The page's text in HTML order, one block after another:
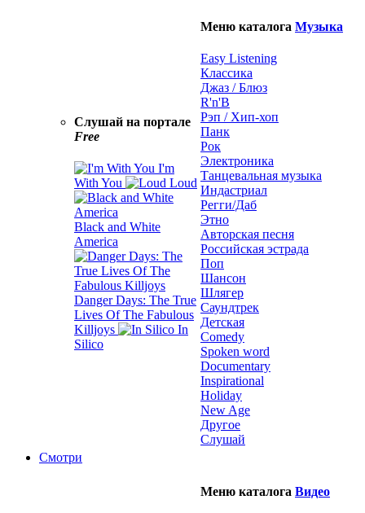
Слушай на портале
Free
I'm
With You
Loud
Black and White
America
Danger Days: The True
Lives Of The Fabulous
Killjoys
In
Silico
Меню каталога Музыка
Easy Listening
Классика
Джаз / Блюз
R'n'B
Рэп / Хип-хоп
Панк
Рок
Электроника
Танцевальная музыка
Индастриал
Регги/Даб
Этно
Авторская песня
Российская эстрада
Поп
Шансон
Шлягер
Саундтрек
Детская
Comedy
Spoken word
Documentary
Inspirational
Holiday
New Age
Другое
Слушай
Смотри
Меню каталога Видео